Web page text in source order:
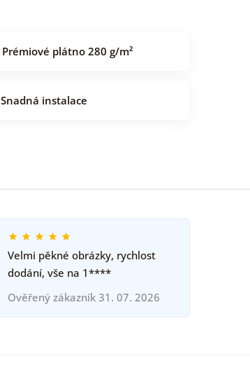
Prémiové plátno 280 g/m²
Snadná instalace
Velmi pěkné obrázky, rychlost
dodání, vše na 1****
Ověřený zákazník 31. 07. 2026